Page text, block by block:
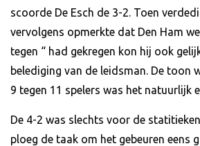
scoorde De Esch de 3-2. Toen
vervolgens opmerkte dat Den Ham
tegen “ had gekregen kon hij ook
belediging van de leidsman. De toon
9 tegen 11 spelers was het natuurlijk
De 4-2 was slechts voor de
ploeg de taak om het gebeuren eens